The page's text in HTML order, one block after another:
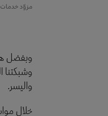
مزوّد
واليسر.
خلال